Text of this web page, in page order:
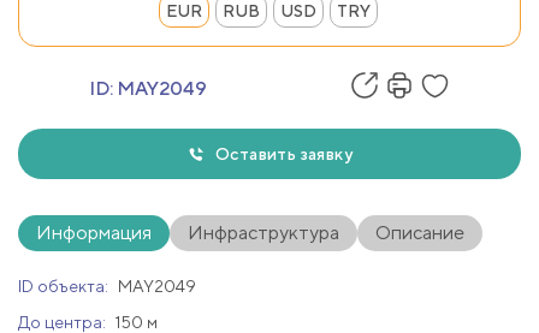
EUR RUB USD TRY
ID: MAY2049
Оставить заявку
Информация Инфраструктура Описание
ID объекта:
MAY2049
До центра: 150 м